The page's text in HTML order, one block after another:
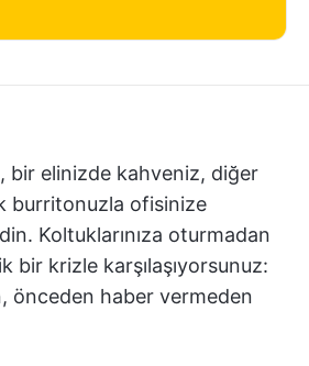
bir elinizde kahveniz, diğer
burritonuzla ofisinize
Koltuklarınıza oturmadan
bir krizle karşılaşıyorsunuz:
önceden haber vermeden